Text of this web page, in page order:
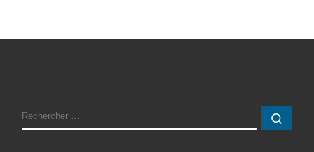
RECHERCHER